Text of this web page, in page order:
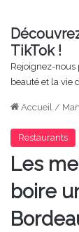
TikTok !
Rejoignez-
beauté et la vie
Accueil /
Restaurants
Les
boire